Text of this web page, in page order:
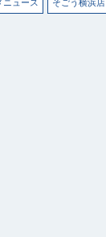
ニュース そごう横浜店